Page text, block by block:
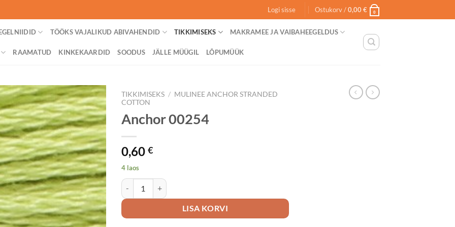
Logi sisse Ostukorv /0,00€ 0
TÖÖKS VAJALIKUD ABIVAHENDID TIKKIMISEKS MAKRAMEE JA VAIBAHEEGELDUS
RAAMATUD KINKEKAARDID SOODUS JÄLLE MÜÜGIL LÕPUMÜÜK
TIKKIMISEKS / MULINEE ANCHOR STRANDED
COTTON
Anchor 00254
0,60 €
4 laos
Anchor 00254 kogus
LISA KORVI